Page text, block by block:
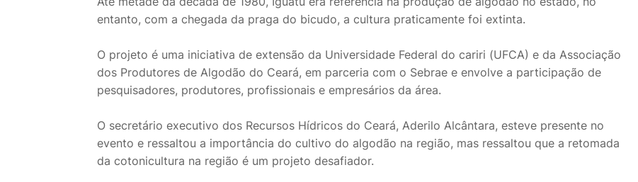
entanto, com a chegada da praga do bicudo, a cultura praticamente foi extinta.
O projeto é uma iniciativa de extensão da Universidade Federal do cariri (UFCA) e da Associação
dos Produtores de Algodão do Ceará, em parceria com o Sebrae e envolve a participação de
pesquisadores, produtores, profissionais e empresários da área.
O secretário executivo dos Recursos Hídricos do Ceará, Aderilo Alcântara, esteve presente no
evento e ressaltou a importância do cultivo do algodão na região, mas ressaltou que a retomada
da cotonicultura na região é um projeto desafiador.